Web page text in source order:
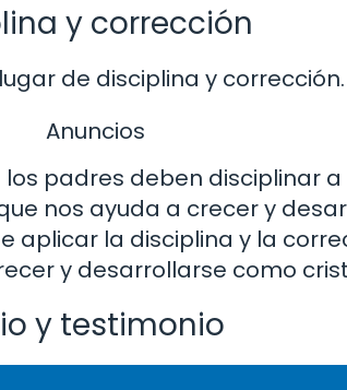
y corrección
de disciplina y corrección.
Anuncios
padres deben disciplinar
nos ayuda a crecer y
aplicar la disciplina y la
y desarrollarse como
y testimonio